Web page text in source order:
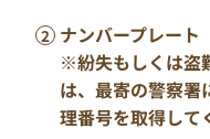
ナンバープレート
※紛失もしくは盗
は、最寄の警察署
理番号を取得して